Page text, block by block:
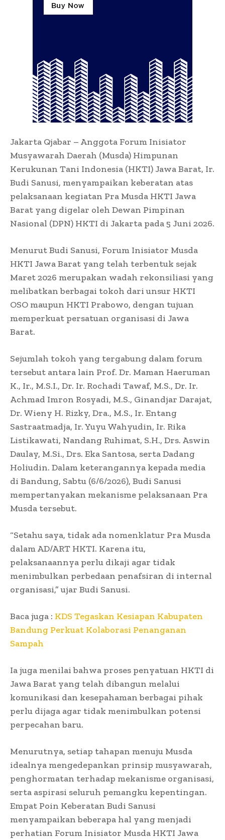
Jakarta Qjabar – Anggota Forum Inisiator
Musyawarah Daerah (Musda) Himpunan
Kerukunan Tani Indonesia (HKTI) Jawa Barat, Ir.
Budi Sanusi, menyampaikan keberatan atas
pelaksanaan kegiatan Pra Musda HKTI Jawa
Barat yang digelar oleh Dewan Pimpinan
Nasional (DPN) HKTI di Jakarta pada 5 Juni 2026.
Menurut Budi Sanusi, Forum Inisiator Musda
HKTI Jawa Barat yang telah terbentuk sejak
Maret 2026 merupakan wadah rekonsiliasi yang
melibatkan berbagai tokoh dari unsur HKTI
OSO maupun HKTI Prabowo, dengan tujuan
memperkuat persatuan organisasi di Jawa
Barat.
Sejumlah tokoh yang tergabung dalam forum
tersebut antara lain Prof. Dr. Maman Haeruman
K., Ir., M.S.I., Dr. Ir. Rochadi Tawaf, M.S., Dr. Ir.
Achmad Imron Rosyadi, M.S., Ginandjar Darajat,
Dr. Wieny H. Rizky, Dra., M.S., Ir. Entang
Sastraatmadja, Ir. Yuyu Wahyudin, Ir. Rika
Listikawati, Nandang Ruhimat, S.H., Drs. Aswin
Daulay, M.Si., Drs. Eka Santosa, serta Dadang
Holiudin. Dalam keterangannya kepada media
di Bandung, Sabtu (6/6/2026), Budi Sanusi
mempertanyakan mekanisme pelaksanaan Pra
Musda tersebut.
“Setahu saya, tidak ada nomenklatur Pra Musda
dalam AD/ART HKTI. Karena itu,
pelaksanaannya perlu dikaji agar tidak
menimbulkan perbedaan penafsiran di internal
organisasi,” ujar Budi Sanusi.
Baca juga : KDS Tegaskan Kesiapan Kabupaten
Bandung Perkuat Kolaborasi Penanganan
Sampah
Ia juga menilai bahwa proses penyatuan HKTI di
Jawa Barat yang telah dibangun melalui
komunikasi dan kesepahaman berbagai pihak
perlu dijaga agar tidak menimbulkan potensi
perpecahan baru.
Menurutnya, setiap tahapan menuju Musda
idealnya mengedepankan prinsip musyawarah,
penghormatan terhadap mekanisme organisasi,
serta aspirasi seluruh pemangku kepentingan.
Empat Poin Keberatan Budi Sanusi
menyampaikan beberapa hal yang menjadi
perhatian Forum Inisiator Musda HKTI Jawa